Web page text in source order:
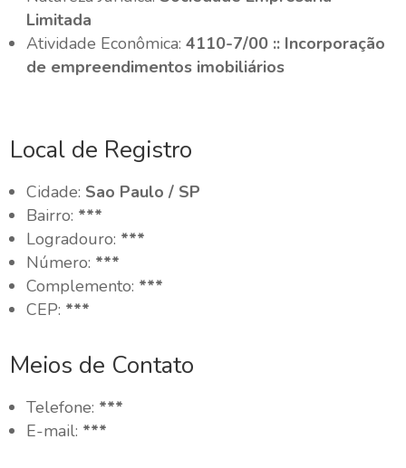
Limitada
Atividade Econômica:4110-7/00 :: Incorporação
de empreendimentos imobiliários
Local de Registro
Cidade: Sao Paulo / SP
Bairro: ***
Logradouro: ***
Número: ***
Complemento: ***
CEP: ***
Meios de Contato
Telefone: ***
E-mail: ***